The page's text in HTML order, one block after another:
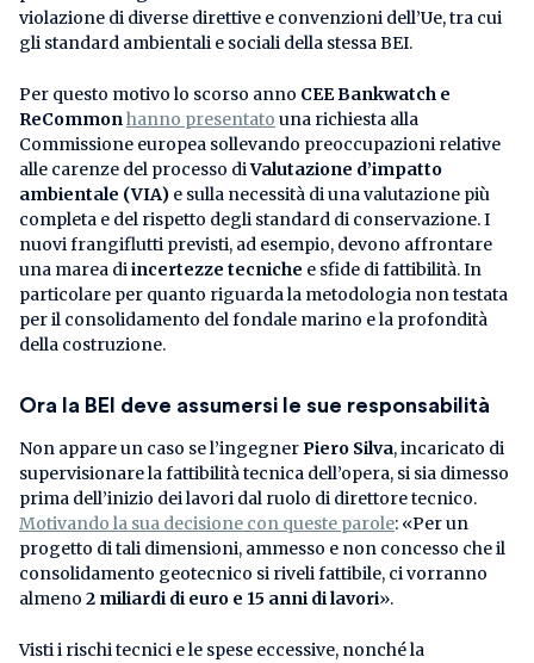
violazione di diverse direttive e convenzioni dell’Ue, tra cui
gli standard ambientali e sociali della stessa BEI.
Per questo motivo lo scorso anno CEE Bankwatch e
ReCommonhanno presentato una richiesta alla
Commissione europea sollevando preoccupazioni relative
alle carenze del processo diValutazione d’impatto
ambientale (VIA) e sulla necessità di una valutazione più
completa e del rispetto degli standard di conservazione. I
nuovi frangiflutti previsti, ad esempio, devono affrontare
una marea diincertezze tecniche e sfide di fattibilità. In
particolare per quanto riguarda la metodologia non testata
per il consolidamento del fondale marino e la profondità
della costruzione.
Ora la BEI deve assumersi le sue responsabilità
Non appare un caso se l’ingegnerPiero Silva, incaricato di
supervisionare la fattibilità tecnica dell’opera, si sia dimesso
prima dell’inizio dei lavori dal ruolo di direttore tecnico.
Motivando la sua decisione con queste parole: «Per un
progetto di tali dimensioni, ammesso e non concesso che il
consolidamento geotecnico si riveli fattibile, ci vorranno
almeno 2 miliardi di euro e 15 anni di lavori».
Visti i rischi tecnici e le spese eccessive, nonché la